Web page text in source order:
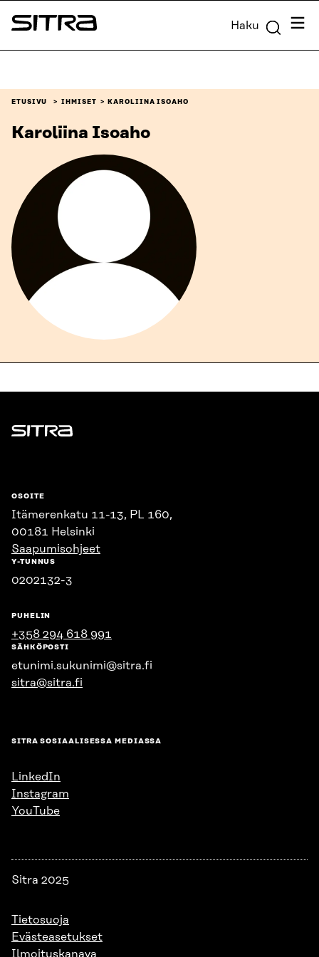
Siirry
suoraan
Sitra Haku
ETUSIVU IHMISET KAROLIINA ISOAHO
Karoliina Isoaho
Sitra
OSOITE
Itämerenkatu 11-13, PL 160,
00181 Helsinki
Saapumisohjeet
Y-TUNNUS
0202132-3
PUHELIN
+358 294 618 991
SÄHKÖPOSTI
etunimi.sukunimi@sitra.fi
sitra@sitra.fi
SITRA SOSIAALISESSA MEDIASSA
LinkedIn
Instagram
YouTube
Sitra 2025
Tietosuoja
Evästeasetukset
Ilmoituskanava